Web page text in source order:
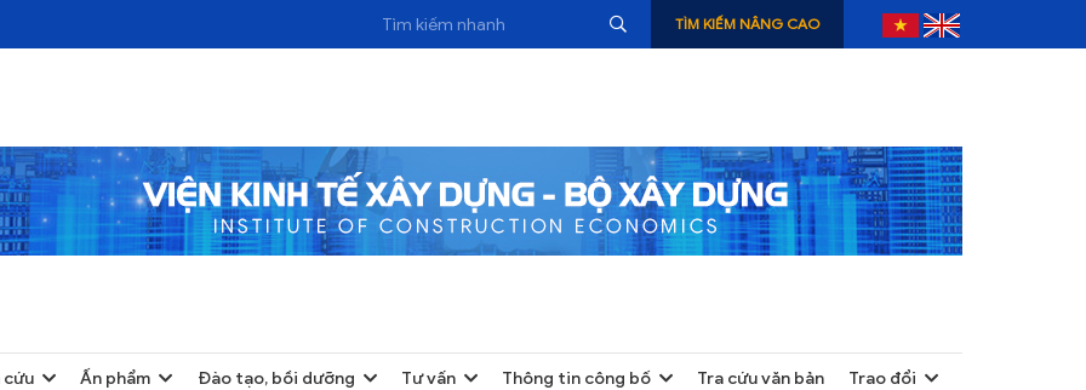
TÌM KIẾM NÂNG CAO
cứu Ấn phẩm Đào tạo, bồi dưỡng Tư vấn Thông tin công bố Tra cứu văn bản Trao đổi